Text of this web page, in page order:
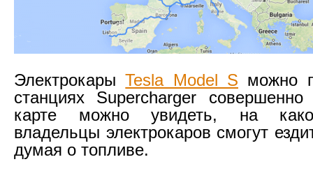
ЭлектрокарыTesla Model S можно
станциях Supercharger
карте можно увидеть, на
владельцы электрокаров смогут
думая о топливе.